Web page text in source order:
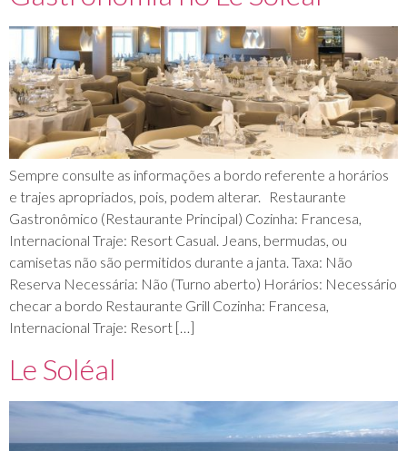
Sempre consulte as informações a bordo referente a horários
e trajes apropriados, pois, podem alterar. Restaurante
Gastronômico (Restaurante Principal) Cozinha: Francesa,
Internacional Traje: Resort Casual. Jeans, bermudas, ou
camisetas não são permitidos durante a janta. Taxa: Não
Reserva Necessária: Não (Turno aberto) Horários: Necessário
checar a bordo Restaurante Grill Cozinha: Francesa,
Internacional Traje: Resort […]
Le Soléal